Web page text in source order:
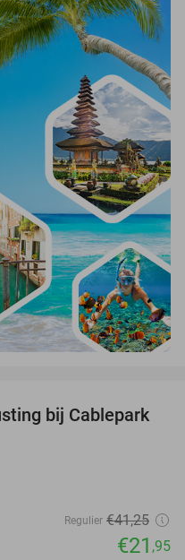
47%
bij Cablepark
Regulier €41,25
€21 ,95